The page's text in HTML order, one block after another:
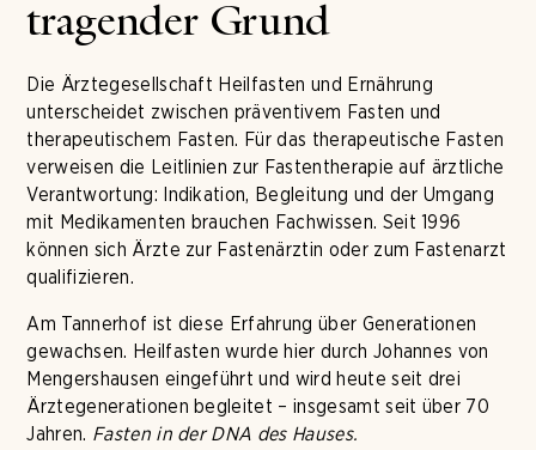
tragender Grund
Die Ärztegesellschaft Heilfasten und Ernährung
unterscheidet zwischen präventivem Fasten und
therapeutischem Fasten. Für das therapeutische Fasten
verweisen die Leitlinien zur Fastentherapie auf ärztliche
Verantwortung: Indikation, Begleitung und der Umgang
mit Medikamenten brauchen Fachwissen. Seit 1996
können sich Ärzte zur Fastenärztin oder zum Fastenarzt
qualifizieren.
Am Tannerhof ist diese Erfahrung über Generationen
gewachsen. Heilfasten wurde hier durch Johannes von
Mengershausen eingeführt und wird heute seit drei
Ärztegenerationen begleitet – insgesamt seit über 70
Jahren. Fasten in der DNA des Hauses.